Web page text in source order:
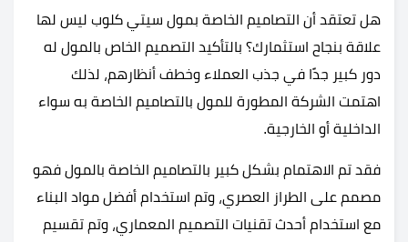
هل تعتقد أن التصاميم الخاصة بمول سيتي كلوب ليس لها
علاقة بنجاح استثمارك؟ بالتأكيد التصميم الخاص بالمول له
دور كبير جدًا في جذب العملاء وخطف أنظارهم، لذلك
اهتمت الشركة المطورة للمول بالتصاميم الخاصة به سواء
الداخلية أو الخارجية.
فقد تم الاهتمام بشكل كبير بالتصاميم الخاصة بالمول فهو
مصمم على الطراز العصري، وتم استخدام أفضل مواد البناء
مع استخدام أحدث تقنيات التصميم المعماري، وتم تقسيم